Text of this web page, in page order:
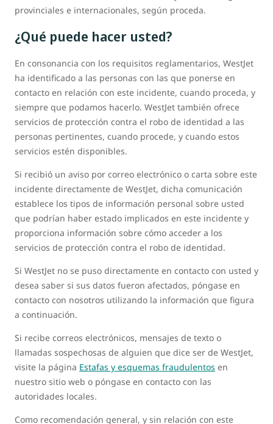
provinciales e internacionales, según proceda.
¿Qué puede hacer usted?
En consonancia con los requisitos reglamentarios, WestJet
ha identificado a las personas con las que ponerse en
contacto en relación con este incidente, cuando proceda, y
siempre que podamos hacerlo. WestJet también ofrece
servicios de protección contra el robo de identidad a las
personas pertinentes, cuando procede, y cuando estos
servicios estén disponibles.
Si recibió un aviso por correo electrónico o carta sobre este
incidente directamente de WestJet, dicha comunicación
establece los tipos de información personal sobre usted
que podrían haber estado implicados en este incidente y
proporciona información sobre cómo acceder a los
servicios de protección contra el robo de identidad.
Si WestJet no se puso directamente en contacto con usted y
desea saber si sus datos fueron afectados, póngase en
contacto con nosotros utilizando la información que figura
a continuación.
Si recibe correos electrónicos, mensajes de texto o
llamadas sospechosas de alguien que dice ser de WestJet,
visite la página Estafas y esquemas fraudulentos en
nuestro sitio web o póngase en contacto con las
autoridades locales.
Como recomendación general, y sin relación con este